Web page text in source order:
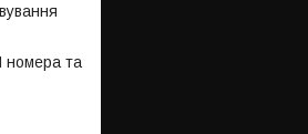
номера та